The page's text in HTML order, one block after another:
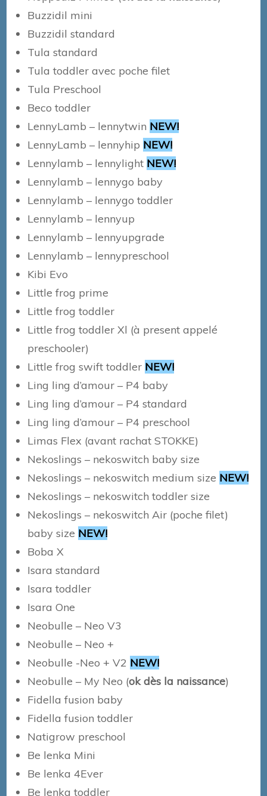
Buzzidil mini
Buzzidil standard
Tula standard
Tula toddler avec poche filet
Tula Preschool
Beco toddler
LennyLamb – lennytwin NEW!
LennyLamb – lennyhip NEW!
Lennylamb – lennylight NEW!
Lennylamb – lennygo baby
Lennylamb – lennygo toddler
Lennylamb – lennyup
Lennylamb – lennyupgrade
Lennylamb – lennypreschool
Kibi Evo
Little frog prime
Little frog toddler
Little frog toddler Xl (à present appelé
preschooler)
Little frog swift toddler NEW!
Ling ling d’amour – P4 baby
Ling ling d’amour – P4 standard
Ling ling d’amour – P4 preschool
Limas Flex (avant rachat STOKKE)
Nekoslings – nekoswitch baby size
Nekoslings – nekoswitch medium size NEW!
Nekoslings – nekoswitch toddler size
Nekoslings – nekoswitch Air (poche filet)
baby size NEW!
Boba X
Isara standard
Isara toddler
Isara One
Neobulle – Neo V3
Neobulle – Neo +
Neobulle -Neo + V2 NEW!
Neobulle – My Neo (ok dès la naissance)
Fidella fusion baby
Fidella fusion toddler
Natigrow preschool
Be lenka Mini
Be lenka 4Ever
Be lenka toddler